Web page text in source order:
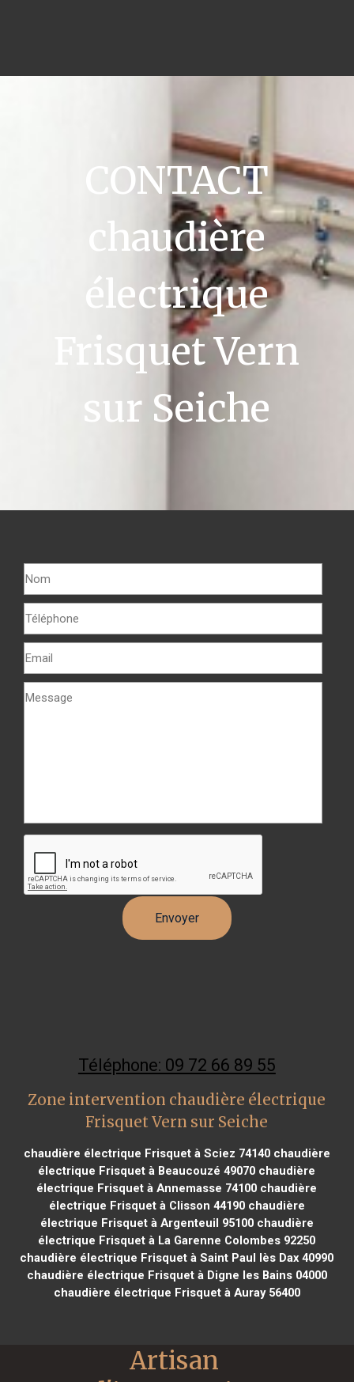
CONTACT
chaudière
électrique
Frisquet Vern
sur Seiche
Téléphone: 09 72 66 89 55
Zone intervention chaudière électrique
Frisquet Vern sur Seiche
chaudière électrique Frisquet à Sciez 74140chaudière
électrique Frisquet à Beaucouzé 49070 chaudière
électrique Frisquet à Annemasse 74100 chaudière
électrique Frisquet à Clisson 44190chaudière
électrique Frisquet à Argenteuil 95100chaudière
électrique Frisquet à La Garenne Colombes 92250
chaudière électrique Frisquet à Saint Paul lès Dax 40990
chaudière électrique Frisquet à Digne les Bains 04000
chaudière électrique Frisquet à Auray 56400
Artisan